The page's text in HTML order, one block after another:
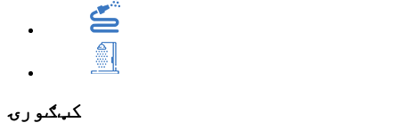
کټګورۍ